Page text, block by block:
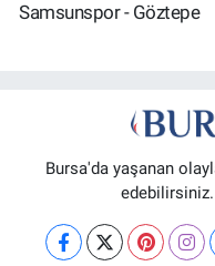
Samsunspor - Göztepe
Bursa'da yaşanan